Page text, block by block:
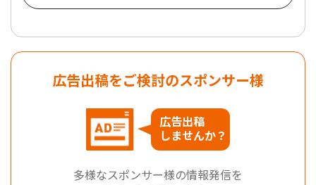
広告出稿をご検討のスポンサー様
広告出稿
しませんか？
多様なスポンサー様の情報発信を